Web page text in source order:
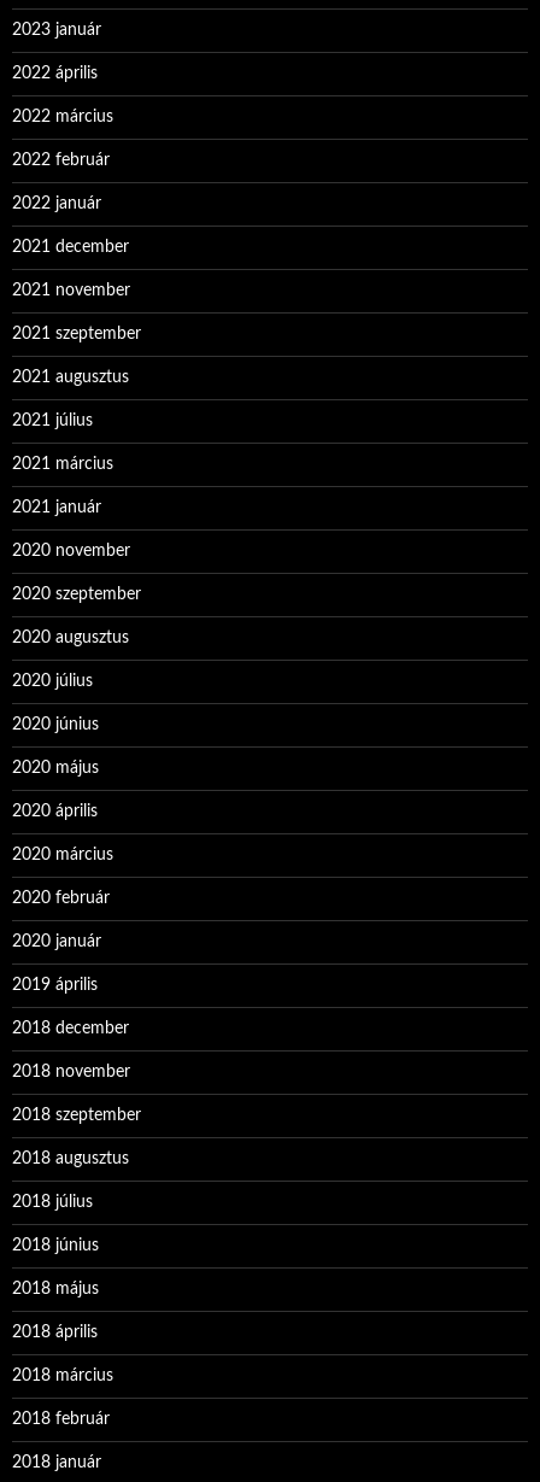
2023 január
2022 április
2022 március
2022 február
2022 január
2021 december
2021 november
2021 szeptember
2021 augusztus
2021 július
2021 március
2021 január
2020 november
2020 szeptember
2020 augusztus
2020 július
2020 június
2020 május
2020 április
2020 március
2020 február
2020 január
2019 április
2018 december
2018 november
2018 szeptember
2018 augusztus
2018 július
2018 június
2018 május
2018 április
2018 március
2018 február
2018 január